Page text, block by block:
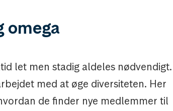
omega
let men stadig aldeles nødvendigt.
med at øge diversiteten. Her
de finder nye medlemmer til